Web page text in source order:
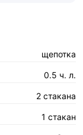
щепотка
0.5 ч. л.
2 стакана
1 стакан